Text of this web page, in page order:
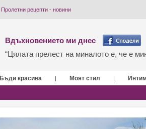
Пролетни рецепти - новини
Вдъхновението ми днес
“Цялата прелест на миналото е, че е
Бъди красива | Моят стил |